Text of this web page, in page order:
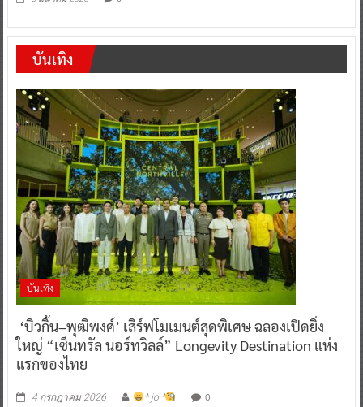
บันเทิง
บันเทิง
‘บิวกิ้น–พุฒิพงศ์’ เสิร์ฟโมเมนต์สุดพิเศษ ฉลองเปิดยิ่ง
ใหญ่ “เซ็นทรัล นอร์ทวิลล์” Longevity Destination แห่ง
แรกของไทย
4 กรกฎาคม 2026 ^ jo ^ 0